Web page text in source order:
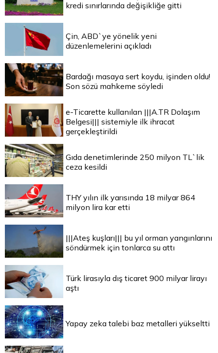
kredi sınırlarında değişikliğe gitti
Çin, ABD`ye yönelik yeni
düzenlemelerini açıkladı
Bardağı masaya sert koydu, işinden oldu!
Son sözü mahkeme söyledi
e-Ticarette kullanılan |||A.TR Dolaşım
Belgesi||| sistemiyle ilk ihracat
gerçekleştirildi
Gıda denetimlerinde 250 milyon TL`lik
ceza kesildi
THY yılın ilk yarısında 18 milyar 864
milyon lira kar etti
|||Ateş kuşları||| bu yıl orman yangınlarını
söndürmek için tonlarca su attı
Türk lirasıyla dış ticaret 900 milyar lirayı
aştı
Yapay zeka talebi baz metalleri yükseltti